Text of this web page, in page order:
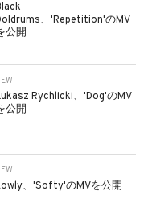
、'Repetition'のMV
公開
Rychlicki、'Dog'のMV
公開
、'Softy'のMVを公開